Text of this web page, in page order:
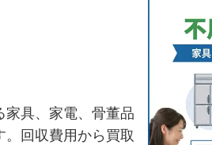
家具、家電、骨董品
回収費用から買取